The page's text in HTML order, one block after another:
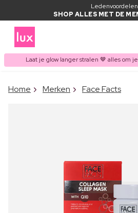
SHOP ALLES MET DE
Laat je glow langer stralen 🤎 alles om
ITEM TOEGEVOEGD
Home Merken Face Facts